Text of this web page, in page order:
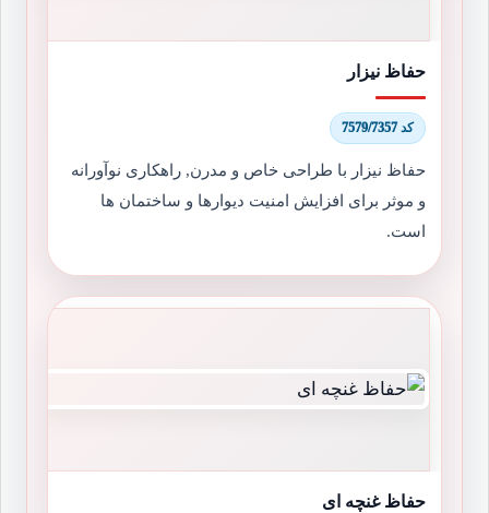
حفاظ نیزار
کد 7579/7357
حفاظ نیزار با طراحی خاص و مدرن, راهکاری نوآورانه
و موثر برای افزایش امنیت دیوارها و ساختمان ها
است.
حفاظ غنچه ای